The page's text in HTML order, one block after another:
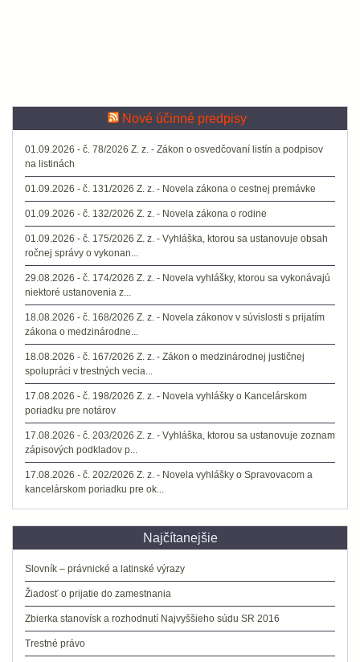
Nové účinné predpisy
01.09.2026 - č. 78/2026 Z. z. - Zákon o osvedčovaní listín a podpisov
na listinách
01.09.2026 - č. 131/2026 Z. z. - Novela zákona o cestnej premávke
01.09.2026 - č. 132/2026 Z. z. - Novela zákona o rodine
01.09.2026 - č. 175/2026 Z. z. - Vyhláška, ktorou sa ustanovuje obsah
ročnej správy o vykonan...
29.08.2026 - č. 174/2026 Z. z. - Novela vyhlášky, ktorou sa vykonávajú
niektoré ustanovenia z...
18.08.2026 - č. 168/2026 Z. z. - Novela zákonov v súvislosti s prijatím
zákona o medzinárodne...
18.08.2026 - č. 167/2026 Z. z. - Zákon o medzinárodnej justičnej
spolupráci v trestných vecia...
17.08.2026 - č. 198/2026 Z. z. - Novela vyhlášky o Kancelárskom
poriadku pre notárov
17.08.2026 - č. 203/2026 Z. z. - Vyhláška, ktorou sa ustanovuje zoznam
zápisových podkladov p...
17.08.2026 - č. 202/2026 Z. z. - Novela vyhlášky o Spravovacom a
kancelárskom poriadku pre ok...
Najčítanejšie
Slovník – právnické a latinské výrazy
Žiadosť o prijatie do zamestnania
Zbierka stanovísk a rozhodnutí Najvyššieho súdu SR 2016
Trestné právo